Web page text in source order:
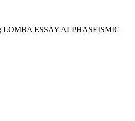
LOMBA ESSAY ALPHASEISMIC